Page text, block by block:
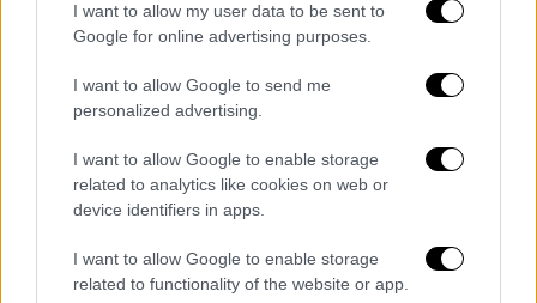
I want to allow my user data to be sent to
Google for online advertising purposes.
I want to allow Google to send me
personalized advertising.
I want to allow Google to enable storage
related to analytics like cookies on web or
device identifiers in apps.
I want to allow Google to enable storage
related to functionality of the website or app.
Παναγία των Παρισίων: Στις φλόγες 674
χρόνια θρησκείας, κάλλους και πολιτισμού
χρόνια θρησκείας, κάλλους και πολιτισμού